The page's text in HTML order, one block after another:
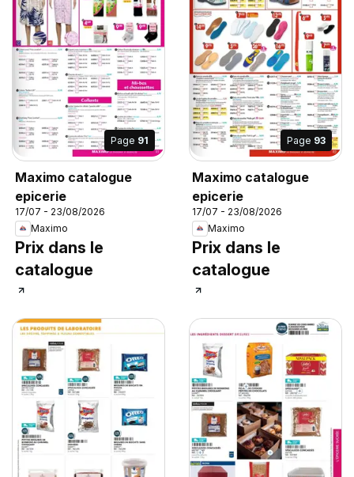
Page 91
Maximo catalogue
epicerie
17/07 - 23/08/2026
Maximo
Prix dans le
catalogue
Page 93
Maximo catalogue
epicerie
17/07 - 23/08/2026
Maximo
Prix dans le
catalogue